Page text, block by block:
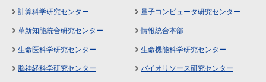
計算科学研究センター 量子コンピュータ研究センター
革新知能統合研究センター 情報統合本部
生命医科学研究センター 生命機能科学研究センター
脳神経科学研究センター バイオリソース研究センター